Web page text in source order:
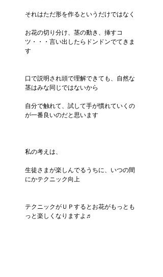
それはただ形を作るというだけではなく
お花の切り分け、茎の動き、挿すコ
ツ・・・言い出したらドンドンでてきま
す
口で説明され頭で理解できても、自然な
茎はみな同じではないから
自分で触れて、試して手が慣れていくの
が一番良いのだと思います
私の考えは、
生徒さまが楽しんでるうちに、いつの間
にかテクニック向上
テクニックがＵＰするとお花がもっとも
っと楽しくなりますよ♬